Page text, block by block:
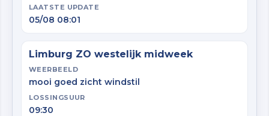
LAATSTE UPDATE
05/08 08:01
Limburg ZO westelijk midweek
WEERBEELD
mooi goed zicht windstil
LOSSINGSUUR
09:30